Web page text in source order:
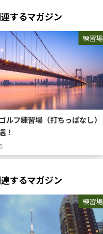
するマガジン
練習場
ルフ練習場（打ちっぱなし）
！
するマガジン
練習場